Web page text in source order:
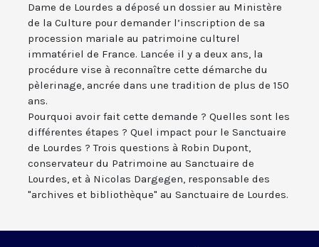
Dame de Lourdes a déposé un dossier au Ministère
de la Culture pour demander l’inscription de sa
procession mariale au patrimoine culturel
immatériel de France. Lancée il y a deux ans, la
procédure vise à reconnaître cette démarche du
pèlerinage, ancrée dans une tradition de plus de 150
ans.
Pourquoi avoir fait cette demande ? Quelles sont les
différentes étapes ? Quel impact pour le Sanctuaire
de Lourdes ? Trois questions à Robin Dupont,
conservateur du Patrimoine au Sanctuaire de
Lourdes, et à Nicolas Dargegen, responsable des
"archives et bibliothèque" au Sanctuaire de Lourdes.